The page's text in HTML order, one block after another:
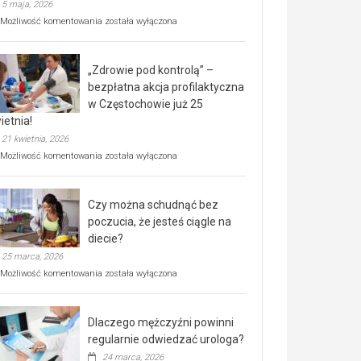
5 maja, 2026
Możliwość komentowania Rusza
rehabilitacji
dla
seniorów!
została wyłączona
„Zdrowie pod kontrolą” –
bezpłatna akcja profilaktyczna
w Częstochowie już 25
21 kwietnia, 2026
Możliwość komentowania „Zdrowie
bezpłatna
akcja
profilaktyczna
w
już
kwietnia!
została wyłączona
Czy można schudnąć bez
poczucia, że jesteś ciągle na
diecie?
25 marca, 2026
Możliwość komentowania Czy
poczucia,
że
została wyłączona
Dlaczego mężczyźni powinni
regularnie odwiedzać urologa?
24 marca, 2026